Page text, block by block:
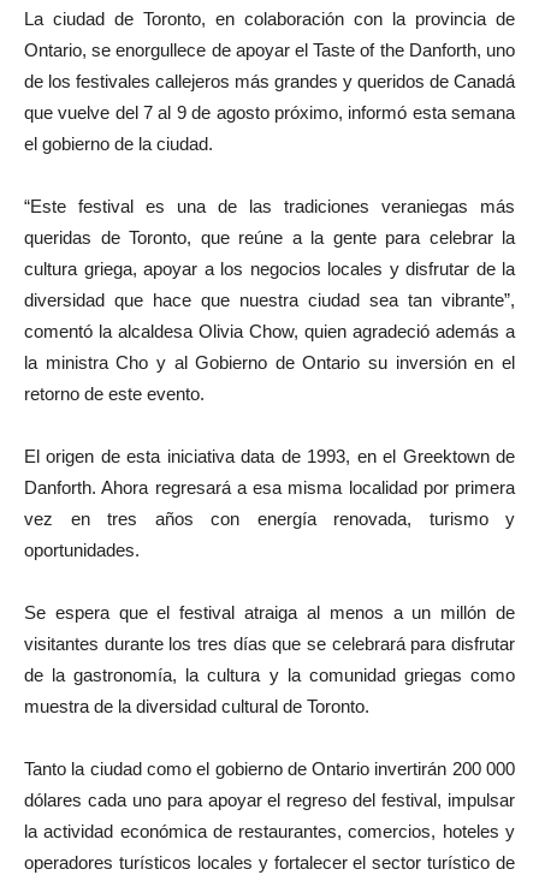
La ciudad de Toronto, en colaboración con la provincia de
Ontario, se enorgullece de apoyar el Taste of the Danforth, uno
de los festivales callejeros más grandes y queridos de Canadá
que vuelve del 7 al 9 de agosto próximo, informó esta semana
el gobierno de la ciudad.
“Este festival es una de las tradiciones veraniegas más
queridas de Toronto, que reúne a la gente para celebrar la
cultura griega, apoyar a los negocios locales y disfrutar de la
diversidad que hace que nuestra ciudad sea tan vibrante”,
comentó la alcaldesa Olivia Chow, quien agradeció además a
la ministra Cho y al Gobierno de Ontario su inversión en el
retorno de este evento.
El origen de esta iniciativa data de 1993, en el Greektown de
Danforth. Ahora regresará a esa misma localidad por primera
vez en tres años con energía renovada, turismo y
oportunidades.
Se espera que el festival atraiga al menos a un millón de
visitantes durante los tres días que se celebrará para disfrutar
de la gastronomía, la cultura y la comunidad griegas como
muestra de la diversidad cultural de Toronto.
Tanto la ciudad como el gobierno de Ontario invertirán 200 000
dólares cada uno para apoyar el regreso del festival, impulsar
la actividad económica de restaurantes, comercios, hoteles y
operadores turísticos locales y fortalecer el sector turístico de